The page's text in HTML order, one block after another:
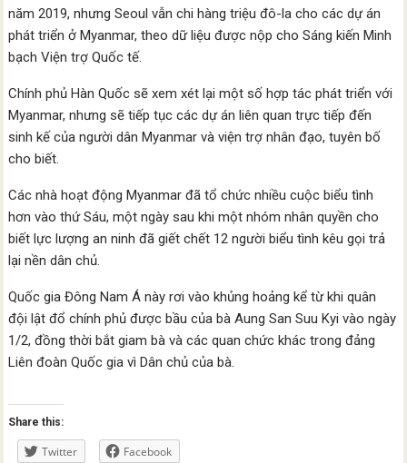
năm 2019, nhưng Seoul vẫn chi hàng triệu đô-la cho các dự án
phát triển ở Myanmar, theo dữ liệu được nộp cho Sáng kiến Minh
bạch Viện trợ Quốc tế.
Chính phủ Hàn Quốc sẽ xem xét lại một số hợp tác phát triển với
Myanmar, nhưng sẽ tiếp tục các dự án liên quan trực tiếp đến
sinh kế của người dân Myanmar và viện trợ nhân đạo, tuyên bố
cho biết.
Các nhà hoạt động Myanmar đã tổ chức nhiều cuộc biểu tình
hơn vào thứ Sáu, một ngày sau khi một nhóm nhân quyền cho
biết lực lượng an ninh đã giết chết 12 người biểu tình kêu gọi trả
lại nền dân chủ.
Quốc gia Đông Nam Á này rơi vào khủng hoảng kể từ khi quân
đội lật đổ chính phủ được bầu của bà Aung San Suu Kyi vào ngày
1/2, đồng thời bắt giam bà và các quan chức khác trong đảng
Liên đoàn Quốc gia vì Dân chủ của bà.
Share this:
Twitter Facebook